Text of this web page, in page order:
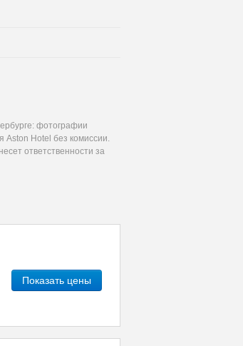
фотографии
Hotel без комиссии.
ответственности за
Показать цены